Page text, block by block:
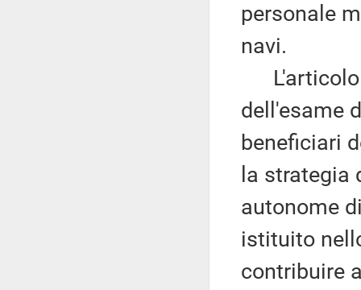
personale
navi.
L'articolo
dell'esame
beneficiari
la strategia
autonome
istituito
contribuire